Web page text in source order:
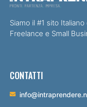
Siamo il #1 sito
Freelance e Small
CONTATTI